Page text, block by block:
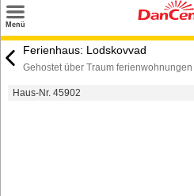
Menü
Suchen
Ferienhaus: Lodskovvad
Gehostet über Traum ferienwohnungen
Haus-Nr. 45902